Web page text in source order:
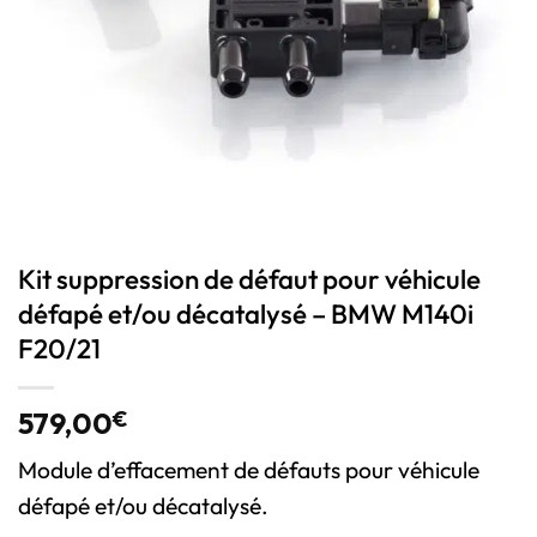
Kit suppression de défaut pour véhicule
défapé et/ou décatalysé – BMW M140i
F20/21
579,00€
Module d’effacement de défauts pour véhicule
défapé et/ou décatalysé.